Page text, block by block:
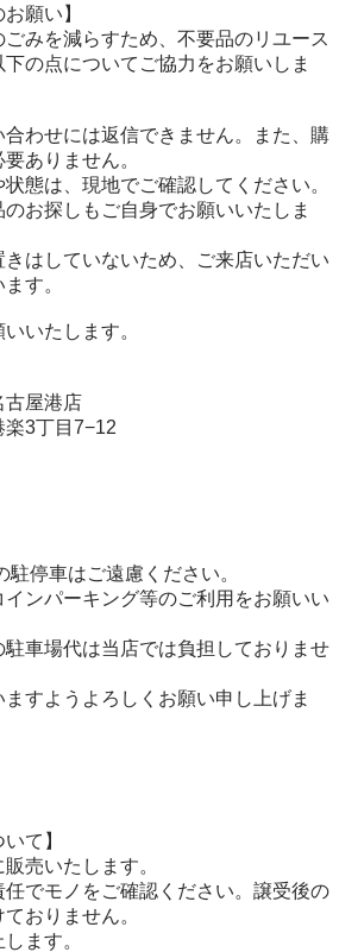
願い】
みを減らすため、不要品のリユース
の点についてご協力をお願いしま
合わせには返信できません。また、購
ありません。
状態は、現地でご確認してください。
のお探しもご自身でお願いいたしま
きはしていないため、ご来店いただい
す。
いたします。
古屋港店
3丁目7−12
停車はご遠慮ください。
ンパーキング等のご利用をお願いい
駐車場代は当店では負担しておりませ
すようよろしくお願い申し上げま
て】
売いたします。
でモノをご確認ください。譲受後の
おりません。
ます。